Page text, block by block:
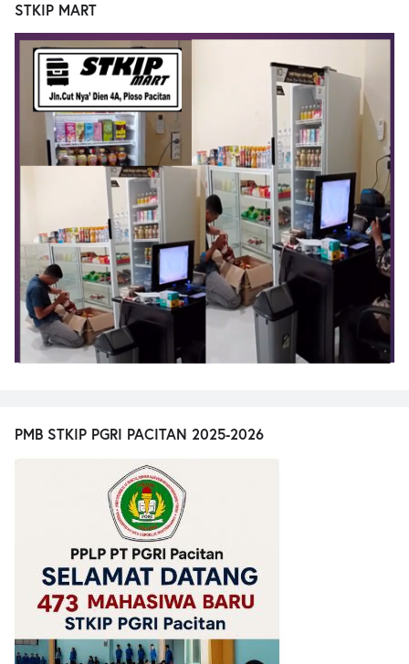
STKIP MART
PMB STKIP PGRI PACITAN 2025-2026